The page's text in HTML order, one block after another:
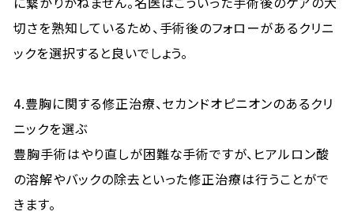
切さを熟知しているため、手術後のフォローがあるクリニ
ックを選択すると良いでしょう。
4.豊胸に関する修正治療、セカンドオピニオンのあるクリ
ニックを選ぶ
豊胸手術はやり直しが困難な手術ですが、ヒアルロン酸
の溶解やバックの除去といった修正治療は行うことがで
きます。